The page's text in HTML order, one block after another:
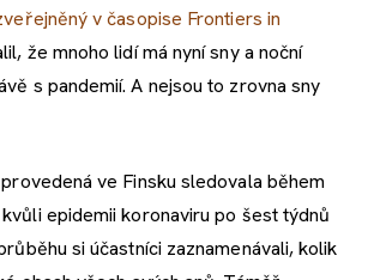
v časopise Frontiers in
že mnoho lidí má nyní sny a noční
s pandemií. A nejsou to zrovna sny
ve Finsku sledovala během
epidemii koronaviru po šest týdnů
si účastníci zaznamenávali, kolik